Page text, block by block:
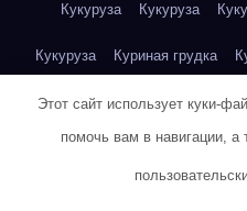
Кукуруза Кукуруза
Кукуруза Куриная грудка
Куриная грудка
Этот сайт использует куки-
помочь вам в навигации, а